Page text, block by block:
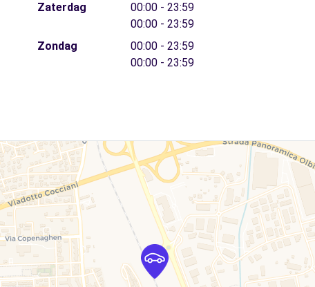
Zaterdag
00:00 - 23:59
00:00 - 23:59
Zondag
00:00 - 23:59
00:00 - 23:59